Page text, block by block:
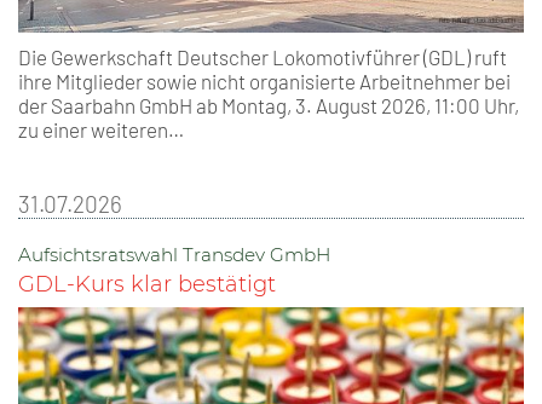
Die Gewerkschaft Deutscher Lokomotivführer (GDL) ruft
ihre Mitglieder sowie nicht organisierte Arbeitnehmer bei
der Saarbahn GmbH ab Montag, 3. August 2026, 11:00 Uhr,
zu einer weiteren…
31.07.2026
Aufsichtsratswahl Transdev GmbH
GDL-Kurs klar bestätigt